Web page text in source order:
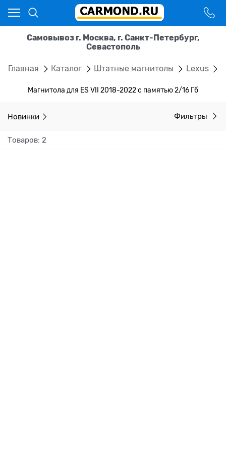
Самовывоз г. Москва, г. Санкт-Петербург,
Севастополь
Главная Каталог Штатные магнитолы Lexus
Магнитола для ES VII 2018-2022 с памятью 2/16 Гб
Новинки Фильтры
Товаров: 2